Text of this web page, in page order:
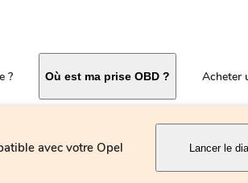
? Où est ma prise OBD ? Acheter
avec votre Opel Lancer le